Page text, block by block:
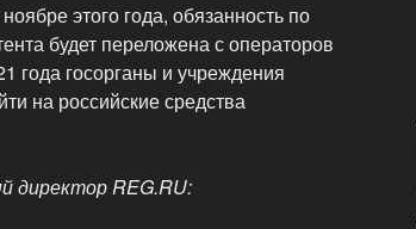
этого года, обязанность по
будет переложена с операторов
года госорганы и учреждения
на российские средства
директор REG.RU: